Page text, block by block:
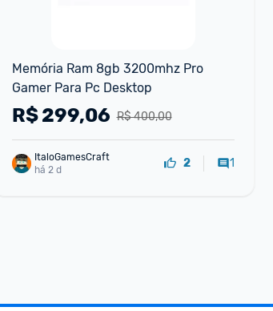
Memória Ram 8gb 3200mhz Pro
Gamer Para Pc Desktop
R$ 400,00
R$299,06
ItaloGamesCraft
há 2 d
2 1